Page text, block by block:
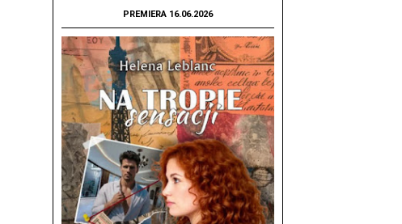
PREMIERA 16.06.2026